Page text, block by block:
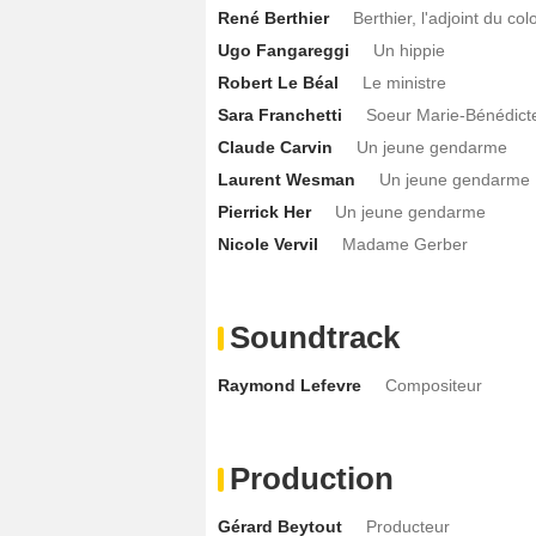
René Berthier
Berthier, l'adjoint du
Ugo Fangareggi
Un hippie
Robert Le Béal
Le ministre
Sara Franchetti
Soeur Marie-
Claude Carvin
Un jeune gendarme
Laurent Wesman
Un jeune gendarme
Pierrick Her
Un jeune gendarme
Nicole Vervil
Madame Gerber
Soundtrack
Raymond Lefevre Compositeur
Production
Gérard Beytout
Producteur